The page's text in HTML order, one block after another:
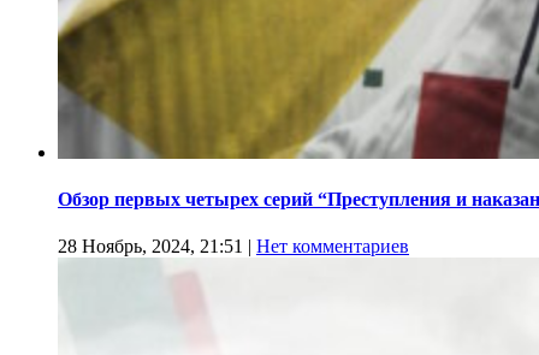
Обзор первых четырех серий “Преступления и
28 Ноябрь, 2024, 21:51 | Нет комментариев